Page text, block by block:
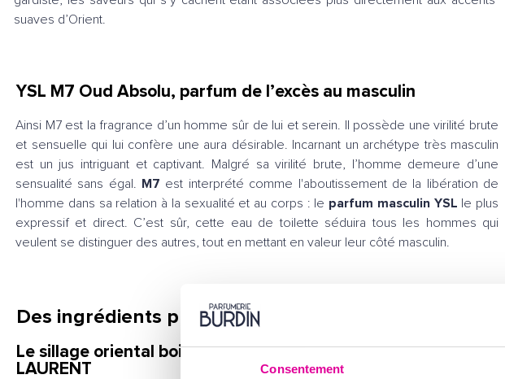
Consentement
suaves d’Orient.
YSL M7 Oud Absolu, parfum de l’excès au masculin
Ainsi M7 est la fragrance d’un homme sûr de lui et serein. Il possède une virilité brute
et sensuelle qui lui confère une aura désirable. Incarnant un archétype très masculin
est un jus intriguant et captivant. Malgré sa virilité brute, l’homme demeure d’une
sensualité sans égal. M7 est interprété comme l'aboutissement de la libération de
l'homme dans sa relation à la sexualité et au corps : le parfum masculin YSL le plus
expressif et direct. C’est sûr, cette eau de toilette séduira tous les hommes qui
veulent se distinguer des autres, tout en mettant en valeur leur côté masculin.
Des ingrédients prestigieux pour M7 Oud Absolu
Le sillage oriental boisé de M7 Oud Absolu YVES SAINT
LAURENT